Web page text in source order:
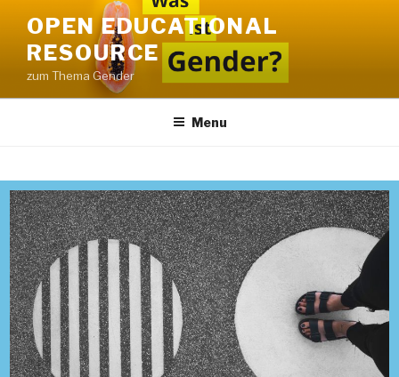
OPEN EDUCATIONAL
RESOURCE
zum Thema Gender
Menu